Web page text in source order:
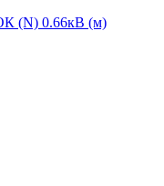
(N) 0.66кВ (м)